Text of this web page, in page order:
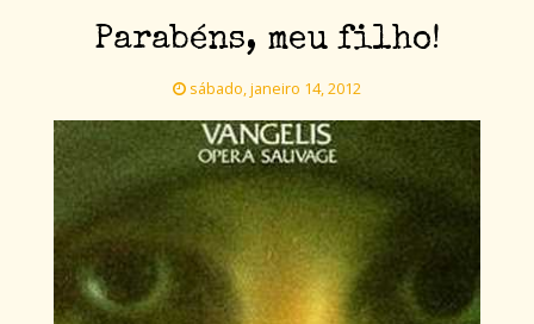
Parabéns, meu filho!
sábado, janeiro 14, 2012